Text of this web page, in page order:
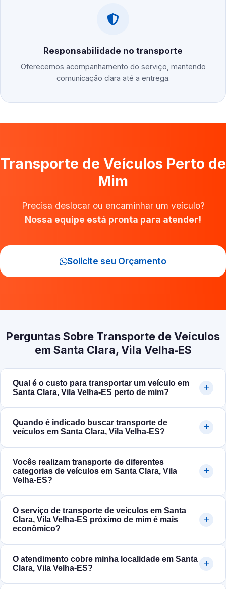
Responsabilidade no transporte
Oferecemos acompanhamento do serviço, mantendo
comunicação clara até a entrega.
Transporte de Veículos Perto de
Mim
Precisa deslocar ou encaminhar um veículo?
Nossa equipe está pronta para atender!
Solicite seu Orçamento
Perguntas Sobre Transporte de Veículos
em Santa Clara, Vila Velha‑ES
Qual é o custo para transportar um veículo em
Santa Clara, Vila Velha‑ES perto de mim?
Quando é indicado buscar transporte de
veículos em Santa Clara, Vila Velha‑ES?
Vocês realizam transporte de diferentes
categorias de veículos em Santa Clara, Vila
Velha‑ES?
O serviço de transporte de veículos em Santa
Clara, Vila Velha‑ES próximo de mim é mais
econômico?
O atendimento cobre minha localidade em Santa
Clara, Vila Velha‑ES?